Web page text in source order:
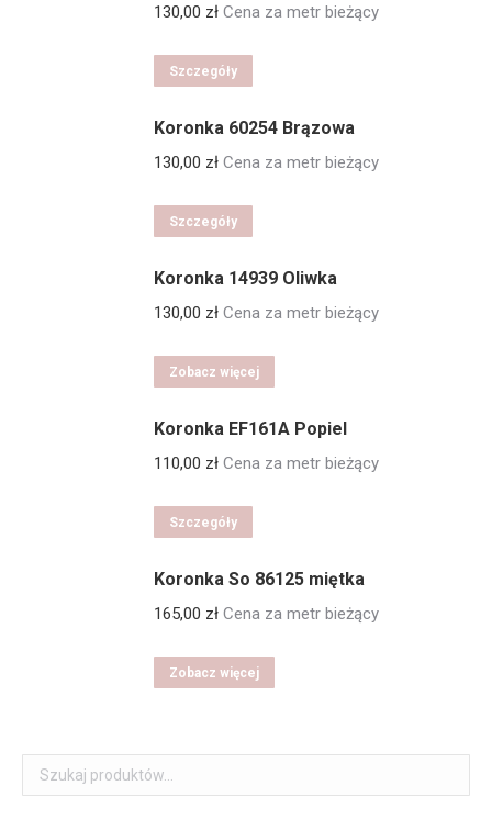
130,00 zł Cena za metr bieżący
Szczegóły
Koronka 60254 Brązowa
130,00 zł Cena za metr bieżący
Szczegóły
Koronka 14939 Oliwka
130,00 zł Cena za metr bieżący
Zobacz więcej
Koronka EF161A Popiel
110,00 zł Cena za metr bieżący
Szczegóły
Koronka So 86125 miętka
165,00 zł Cena za metr bieżący
Zobacz więcej